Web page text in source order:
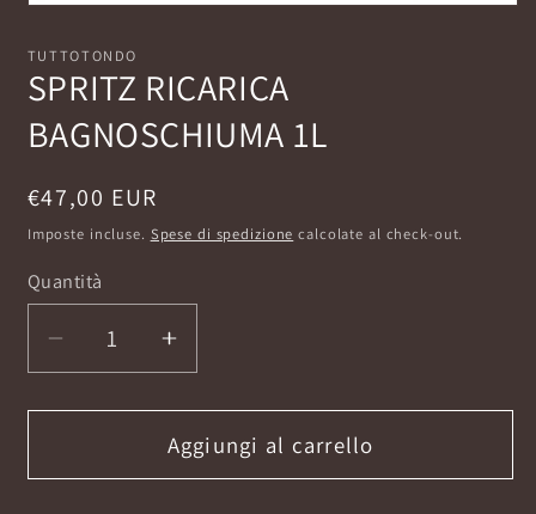
multimediali
1
in
finestra
modale
TUTTOTONDO
SPRITZ RICARICA
BAGNOSCHIUMA 1L
Prezzo
di
€47,00 EUR
Imposte incluse. Spese di spedizione calcolate al check-out.
Quantità
Diminuisci
quantità
per
RICARICA
Aumenta
quantità
per
SPRITZ
RICARICA
Aggiungi al carrello